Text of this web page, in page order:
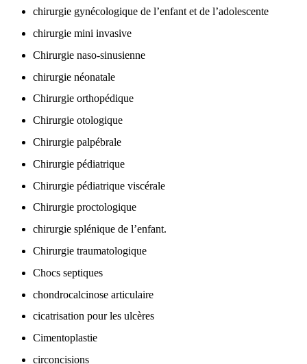
chirurgie gynécologique de l’enfant et de l’adolescente
chirurgie mini invasive
Chirurgie naso-sinusienne
chirurgie néonatale
Chirurgie orthopédique
Chirurgie otologique
Chirurgie palpébrale
Chirurgie pédiatrique
Chirurgie pédiatrique viscérale
Chirurgie proctologique
chirurgie splénique de l’enfant.
Chirurgie traumatologique
Chocs septiques
chondrocalcinose articulaire
cicatrisation pour les ulcères
Cimentoplastie
circoncisions